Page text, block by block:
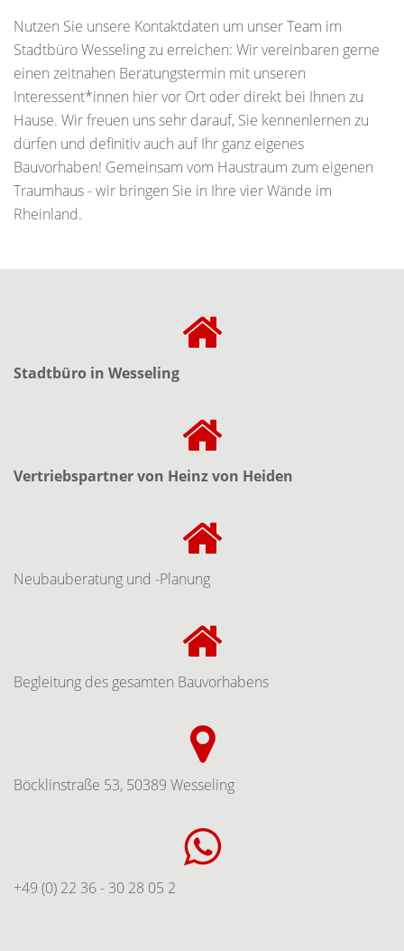
Nutzen Sie unsere Kontaktdaten um unser Team im
Stadtbüro Wesseling zu erreichen: Wir vereinbaren gerne
einen zeitnahen Beratungstermin mit unseren
Interessent*innen hier vor Ort oder direkt bei Ihnen zu
Hause. Wir freuen uns sehr darauf, Sie kennenlernen zu
dürfen und definitiv auch auf Ihr ganz eigenes
Bauvorhaben! Gemeinsam vom Haustraum zum eigenen
Traumhaus - wir bringen Sie in Ihre vier Wände im
Rheinland.
Stadtbüro in Wesseling
Vertriebspartner von Heinz von Heiden
Neubauberatung und -Planung
Begleitung des gesamten Bauvorhabens
Böcklinstraße 53, 50389 Wesseling
+49 (0) 22 36 - 30 28 05 2